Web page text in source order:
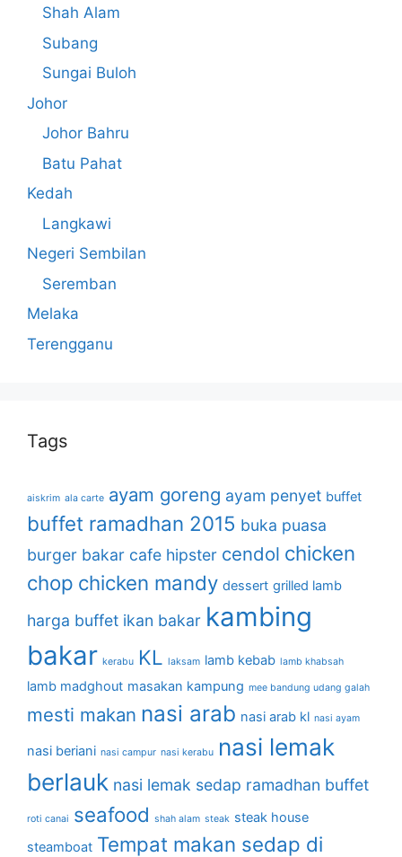
Shah Alam
Subang
Sungai Buloh
Johor
Johor Bahru
Batu Pahat
Kedah
Langkawi
Negeri Sembilan
Seremban
Melaka
Terengganu
Tags
aiskrim ala carte ayam goreng ayam penyet buffet
buffet ramadhan 2015 buka puasa
burger bakar cafe hipster cendol chicken
chop chicken mandy dessert grilled lamb
harga buffet ikan bakar kambing
bakar kerabu KL laksam lamb kebab lamb khabsah
lamb madghout masakan kampung mee bandung udang galah
mesti makan nasi arab nasi arab kl nasi ayam
nasi beriani nasi campur nasi kerabu nasi lemak
berlauk nasi lemak sedap ramadhan buffet
roti canai seafood shah alam steak steak house
steamboat Tempat makan sedap di